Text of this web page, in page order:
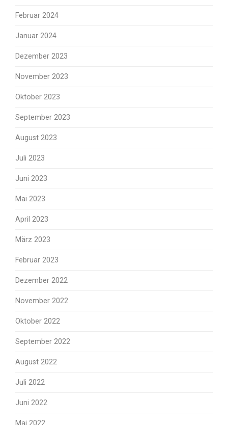
Februar 2024
Januar 2024
Dezember 2023
November 2023
Oktober 2023
September 2023
August 2023
Juli 2023
Juni 2023
Mai 2023
April 2023
März 2023
Februar 2023
Dezember 2022
November 2022
Oktober 2022
September 2022
August 2022
Juli 2022
Juni 2022
Mai 2022